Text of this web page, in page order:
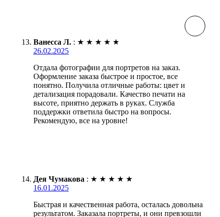
Ванесса Л. : ★ ★ ★ ★ ★
26.02.2025
Отдала фотографии для портретов на заказ.
Оформление заказа быстрое и простое, все
понятно. Получила отличные работы: цвет и
детализация порадовали. Качество печати на
высоте, приятно держать в руках. Служба
поддержки ответила быстро на вопросы.
Рекомендую, все на уровне!
Дея Чумакова : ★ ★ ★ ★ ★
16.01.2025
Быстрая и качественная работа, осталась довольна
результатом. Заказала портреты, и они превзошли